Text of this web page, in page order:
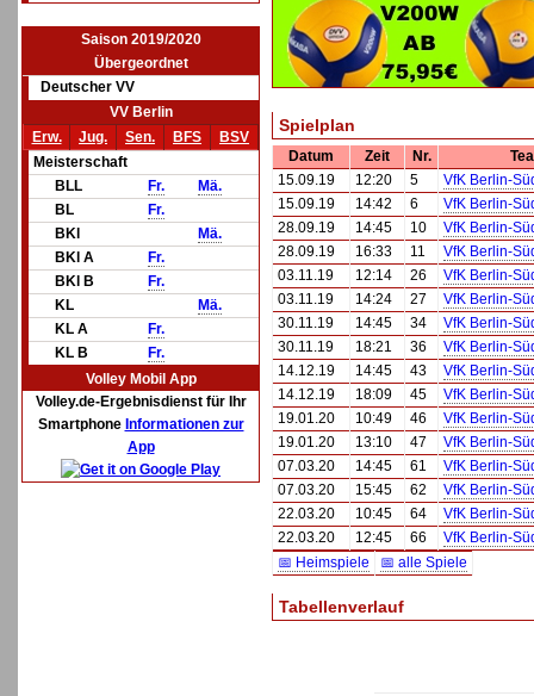
Saison 2019/2020
Übergeordnet
Deutscher VV
VV Berlin
Erw.
Jug. Sen. BFS
BSV
Meisterschaft
BLL
Fr.
Mä.
BL
Fr.
BKl
Mä.
BKl A
Fr.
BKl B
Fr.
KL
Mä.
KL A
Fr.
KL B
Fr.
Volley Mobil App
Volley.de-Ergebnisdienst für Ihr
Smartphone Informationen zur
App
Spielplan
Datum Zeit Nr.
15.09.19
12:20 5
VfK Berlin-
15.09.19
14:42 6
VfK Berlin-
28.09.19
14:45 10
VfK Berlin-
28.09.19
16:33 11
VfK Berlin-
03.11.19
12:14 26
VfK Berlin-
03.11.19
14:24 27
VfK Berlin-
30.11.19
14:45 34
VfK Berlin-
30.11.19
18:21 36
VfK Berlin-
14.12.19
14:45 43
VfK Berlin-
14.12.19
18:09 45
VfK Berlin-
19.01.20
10:49 46
VfK Berlin-
19.01.20
13:10 47
VfK Berlin-
07.03.20
14:45 61
VfK Berlin-
07.03.20
15:45 62
VfK Berlin-
22.03.20
10:45 64
VfK Berlin-
22.03.20
12:45 66
VfK Berlin-
📅 Heimspiele
📅 alle Spiele
Tabellenverlauf